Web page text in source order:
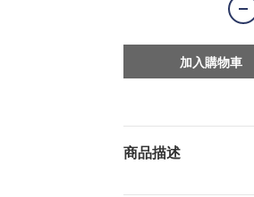
加入購物車
商品描述